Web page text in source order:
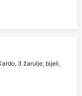
3 žarulje, bijeli,